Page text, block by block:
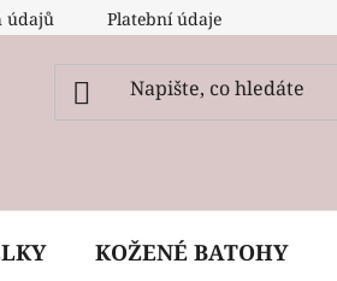
údajů Platební údaje
KOŽENÉ BATOHY